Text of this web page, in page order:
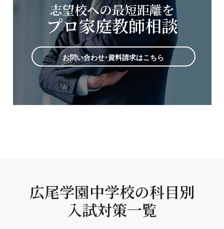
志望校への最短距離を
プロ家庭教師相談
お問い合わせ・資料請求はこちら
広尾学園中学校の科目別
入試対策一覧